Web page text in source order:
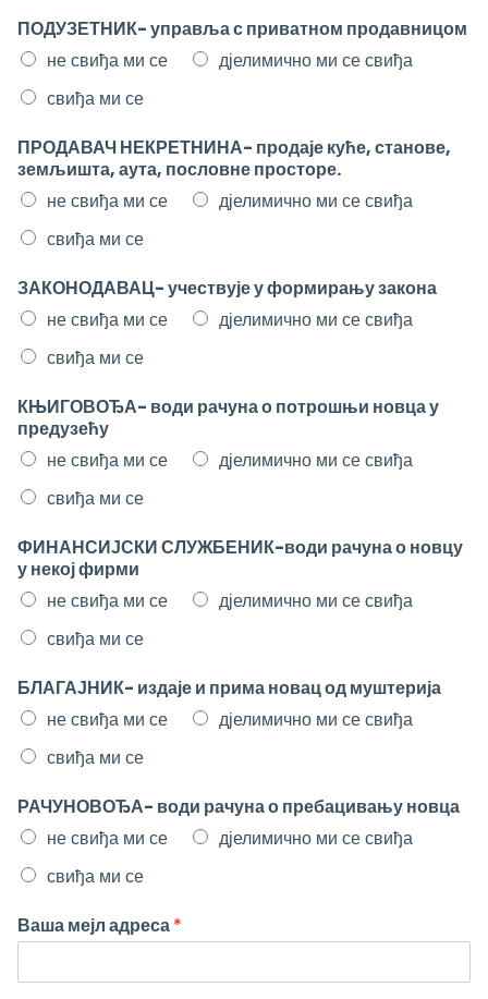
ПОДУЗЕТНИК- управља с приватном продавницом
не свиђа ми се
дјелимично ми се свиђа
свиђа ми се
ПРОДАВАЧ НЕКРЕТНИНА- продаје куће, станове,
земљишта, аута, пословне просторе.
не свиђа ми се
дјелимично ми се свиђа
свиђа ми се
ЗАКОНОДАВАЦ- учествује у формирању закона
не свиђа ми се
дјелимично ми се свиђа
свиђа ми се
КЊИГОВОЂА- води рачуна о потрошњи новца у
предузећу
не свиђа ми се
дјелимично ми се свиђа
свиђа ми се
ФИНАНСИЈСКИ СЛУЖБЕНИК-води рачуна о новцу
у некој фирми
не свиђа ми се
дјелимично ми се свиђа
свиђа ми се
БЛАГАЈНИК- издаје и прима новац од муштерија
не свиђа ми се
дјелимично ми се свиђа
свиђа ми се
РАЧУНОВОЂА- води рачуна о пребацивању новца
не свиђа ми се
дјелимично ми се свиђа
свиђа ми се
Ваша мејл адреса*